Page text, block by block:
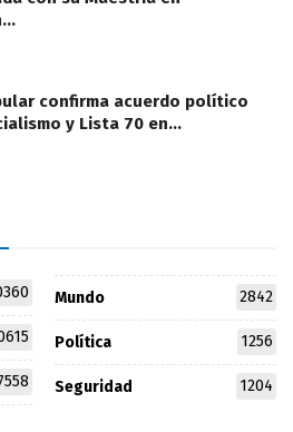
confirma acuerdo político
y Lista 70 en…
Mundo 2842
Política 1256
Seguridad 1204